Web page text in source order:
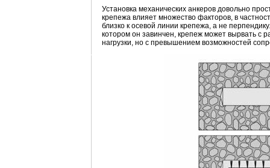
Установка механических анкеров довольно
крепежа влияет множество факторов, в
близко к осевой линии крепежа, а не
котором он завинчен, крепеж может вырвать с
нагрузки, но с превышением возможностей